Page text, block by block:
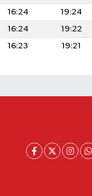
16:24 19:24
16:24 19:22
16:23 19:21